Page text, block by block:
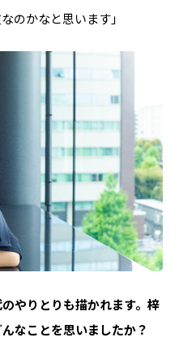
のかなと思います」
のやりとりも描かれます。梓
なことを思いましたか？